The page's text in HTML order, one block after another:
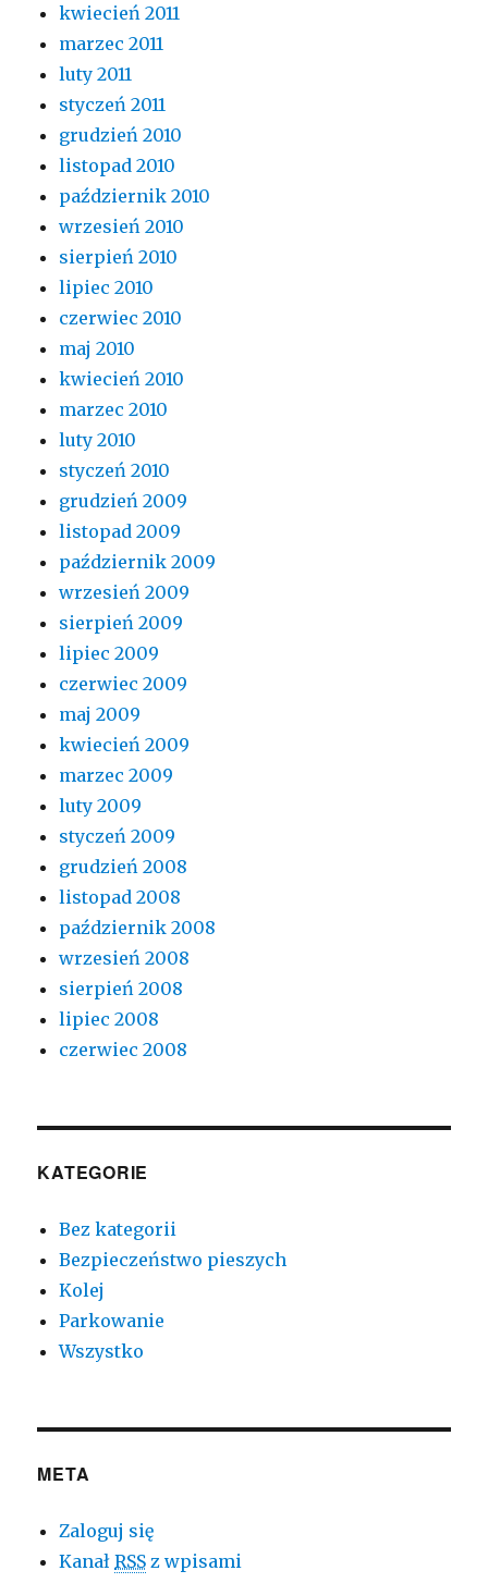
kwiecień 2011
marzec 2011
luty 2011
styczeń 2011
grudzień 2010
listopad 2010
październik 2010
wrzesień 2010
sierpień 2010
lipiec 2010
czerwiec 2010
maj 2010
kwiecień 2010
marzec 2010
luty 2010
styczeń 2010
grudzień 2009
listopad 2009
październik 2009
wrzesień 2009
sierpień 2009
lipiec 2009
czerwiec 2009
maj 2009
kwiecień 2009
marzec 2009
luty 2009
styczeń 2009
grudzień 2008
listopad 2008
październik 2008
wrzesień 2008
sierpień 2008
lipiec 2008
czerwiec 2008
KATEGORIE
Bez kategorii
Bezpieczeństwo pieszych
Kolej
Parkowanie
Wszystko
META
Zaloguj się
KanałRSS z wpisami